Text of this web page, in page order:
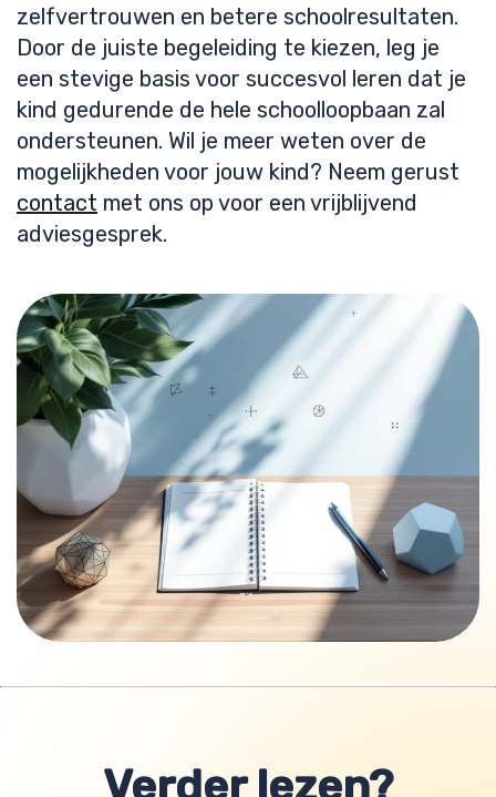
zelfvertrouwen en betere schoolresultaten.
Door de juiste begeleiding te kiezen, leg je
een stevige basis voor succesvol leren dat je
kind gedurende de hele schoolloopbaan zal
ondersteunen. Wil je meer weten over de
mogelijkheden voor jouw kind? Neem gerust
contact met ons op voor een vrijblijvend
adviesgesprek.
Verder lezen?